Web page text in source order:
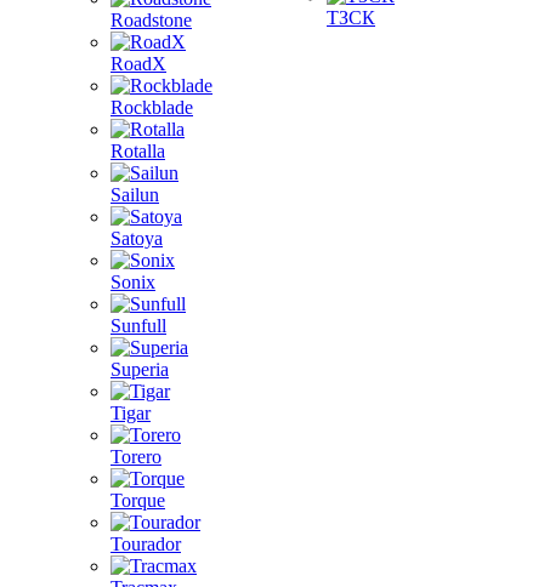
Roadstone
RoadX
Rockblade
Rotalla
Sailun
Satoya
Sonix
Sunfull
Superia
Tigar
Torero
Torque
Tourador
ТЗСК